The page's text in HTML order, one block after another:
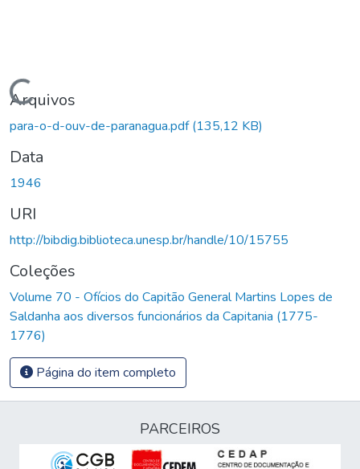
Carregando...
Arquivos
para-o-d-ouv-de-paranagua.pdf(135,12 KB)
Data
1946
URI
http://bibdig.biblioteca.unesp.br/handle/10/15755
Coleções
Volume 70 - Ofícios do Capitão General Martins Lopes de
Saldanha aos diversos funcionários da Capitania (1775-
1776)
Página do item completo
PARCEIROS